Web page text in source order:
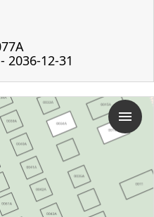
2036-12-31